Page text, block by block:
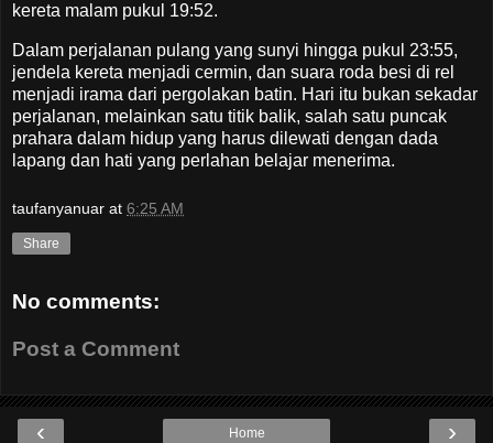
kereta malam pukul 19:52.
Dalam perjalanan pulang yang sunyi hingga pukul 23:55,
jendela kereta menjadi cermin, dan suara roda besi di rel
menjadi irama dari pergolakan batin. Hari itu bukan sekadar
perjalanan, melainkan satu titik balik, salah satu puncak
prahara dalam hidup yang harus dilewati dengan dada
lapang dan hati yang perlahan belajar menerima.
taufanyanuar at 6:25 AM
Share
No comments:
Post a Comment
‹ ›
Home